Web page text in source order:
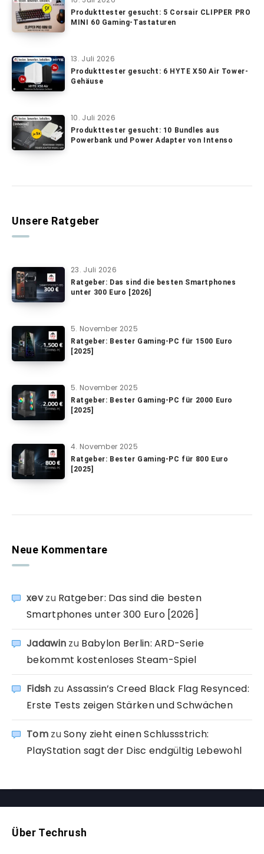
Produkttester gesucht: 5 Corsair CLIPPER PRO
MINI 60 Gaming-Tastaturen
13. Juli 2026
Produkttester gesucht: 6 HYTE X50 Air Tower-
Gehäuse
10. Juli 2026
Produkttester gesucht: 10 Bundles aus
Powerbank und Power Adapter von Intenso
Unsere Ratgeber
23. Juli 2026
Ratgeber: Das sind die besten Smartphones
unter 300 Euro [2026]
5. November 2025
Ratgeber: Bester Gaming-PC für 1500 Euro
[2025]
5. November 2025
Ratgeber: Bester Gaming-PC für 2000 Euro
[2025]
4. November 2025
Ratgeber: Bester Gaming-PC für 800 Euro
[2025]
Neue Kommentare
xevzu Ratgeber: Das sind die besten
Smartphones unter 300 Euro [2026]
Jadawin zu Babylon Berlin: ARD-Serie
bekommt kostenloses Steam-Spiel
Fidsh zu Assassin’s Creed Black Flag Resynced:
Erste Tests zeigen Stärken und Schwächen
TomzuSony zieht einen Schlussstrich:
PlayStation sagt der Disc endgültig Lebewohl
Über Techrush